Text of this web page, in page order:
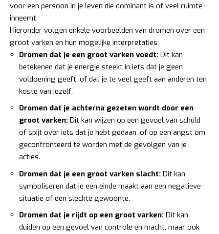
voor een persoon in je leven die dominant is of veel ruimte
inneemt.
Hieronder volgen enkele voorbeelden van dromen over een
groot varken en hun mogelijke interpretaties:
Dromen dat je een groot varken voedt: Dit kan
betekenen dat je energie steekt in iets dat je geen
voldoening geeft, of dat je te veel geeft aan anderen ten
koste van jezelf.
Dromen dat je achterna gezeten wordt door een
groot varken: Dit kan wijzen op een gevoel van schuld
of spijt over iets dat je hebt gedaan, of op een angst om
geconfronteerd te worden met de gevolgen van je
acties.
Dromen dat je een groot varken slacht: Dit kan
symboliseren dat je een einde maakt aan een negatieve
situatie of een slechte gewoonte.
Dromen dat je rijdt op een groot varken: Dit kan
duiden op een gevoel van controle en macht, maar ook